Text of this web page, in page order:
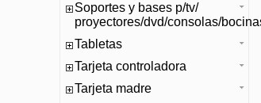
Soportes y bases p/tv/
proyectores/dvd/consolas/
Tabletas
Tarjeta controladora
Tarjeta madre